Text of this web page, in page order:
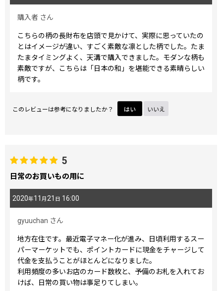
購入者 さん
こちらの柄の長財布を店頭で見かけて、実際に思っていたの
とはイメージが違い、すごく素敵な凛とした柄でした。たま
たまタイミングよく、天溝で購入できました。モダンな柄も
素敵ですが、こちらは「日本の和」を堪能できる素晴らしい
柄です。
このレビューは参考になりましたか？ はい いいえ
5
日常のお買いもの用に
2020年11 月 21 日 16:00
gyuuchan さん
地方在住です。最近電子マネー化が進み、日頃利用するスー
パーマーケットでも、ポイントカードに現金をチャージして
代金を支払うことがほとんどになりました。
利用頻度の多いお店のカード数枚と、予備のお札を入れてお
けば、日常の買い物は事足りてしまい。